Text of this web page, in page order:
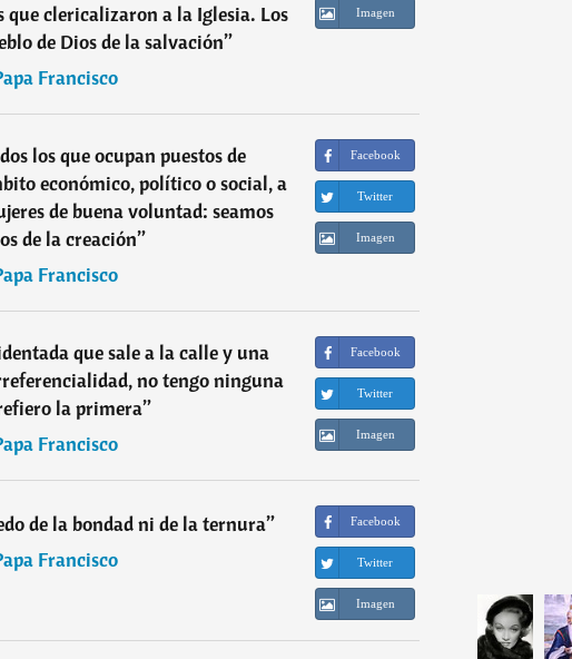
que clericalizaron a la Iglesia. Los
de Dios de la salvación”
Francisco
Imagen
los que ocupan puestos de
económico, político o social, a
de buena voluntad: seamos
de la creación”
Francisco
Facebook
Twitter
Imagen
que sale a la calle y una
no tengo ninguna
la primera”
Francisco
Facebook
Twitter
Imagen
de la bondad ni de la ternura”
Francisco
Facebook
Twitter
Imagen